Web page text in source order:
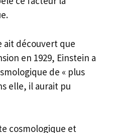
ait découvert que
en 1929, Einstein a
de « plus
elle, il aurait pu
cosmologique et